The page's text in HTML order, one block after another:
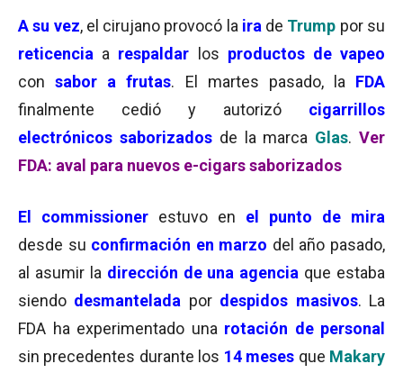
A su vez, el cirujano provocó la ira de Trump por su
reticencia a respaldar los productos de vapeo
consabor a frutas. El martes pasado, la FDA
finalmente cedió y autorizó cigarrillos
electrónicos saborizados de la marca Glas. Ver
FDA: aval para nuevos e-cigars saborizados
El commissioner estuvo en el punto de mira
desde su confirmación en marzo del año pasado,
al asumir la dirección de una agencia que estaba
siendo desmantelada por despidos masivos. La
FDA ha experimentado una rotación de personal
sin precedentes durante los 14 meses que Makary